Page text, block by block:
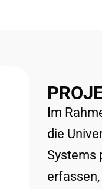
Im
die
Systems